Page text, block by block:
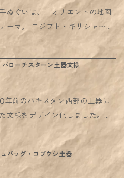
ン、芳香剤、化学ぞうきん、エ
プの殺虫剤等は使用しないでく
強い摩擦により印刷面が損傷する
す。 ・長期間ご使用される場合
や設置環境により劣化する場合
どうぞ予めご了承ください。
の原因になることがあります。
注意ください。 ・幼児の手の届
落下の恐れのある場所への設置
さい。 ・また、小さなパーツが
誤飲等には充分ご注意くださ
子さまの手の届かないところで
るようにしてください 。 ・シン
ン、芳香剤、化学ぞうきん、エ
プの殺虫剤等は使用しないでく
強い摩擦により印刷面が損傷する
す。 ・長期間ご使用される場合
や設置環境により劣化する場合
い芸術性と精神性をあわせもつ
いえます。 この作品は、約100
ンの詩人フェルドゥスィーが書
詩の冒頭の一句です。和紙に朱
でイラン書道の伝統的な「重ね
書きました。文字を繰り返し重
然にできる新しい均衡美を創造
。 書家による作品を写真に撮影
とにトートバッグにデザインし
オリエント博物館自由学校講
語、ペルシア書道を教える傍
ぬぐいは、「オリエントの地図
ーマ。 エジプト・ギリシャ〜メ
インダスにかけての地図に 主要
そしてその地域のいきものの姿
ギリシャの
のヨルダンにあるペトラ、 メソ
ビロン、 ペルシアのニサー、 そ
のモヘンジョ・ダロが、 線画の
れています。 明るい水色の
にぴったりの、 学べるイラスト
について ★
プ」が置いてある時期にご来館
バローチスターン土器文様
前のパキスタン西部の土器に
文様をデザイン化しました。
の巧みなデザインに脱帽！ 【サ
部分約36cm×36cm×マチ11cm
多少の差異があります） A4サイ
ります。 写真2枚目もご参照く
バッグ・コブウシ土器